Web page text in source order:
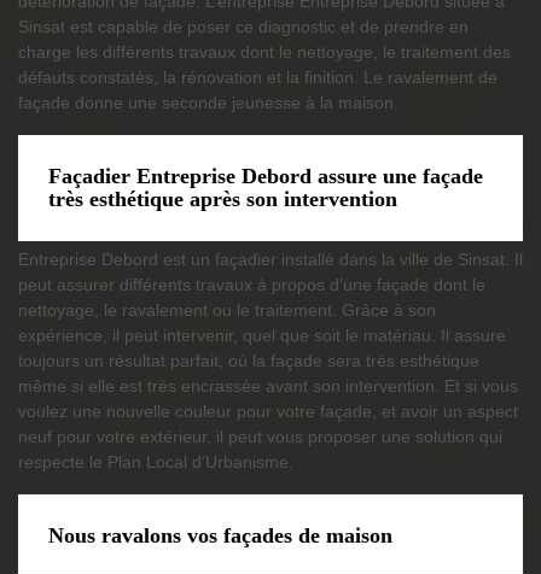
Sinsat est capable de poser ce diagnostic et de prendre en
charge les différents travaux dont le nettoyage, le traitement des
défauts constatés, la rénovation et la finition. Le ravalement de
façade donne une seconde jeunesse à la maison.
Façadier Entreprise Debord assure une façade
très esthétique après son intervention
Entreprise Debord est un façadier installé dans la ville de Sinsat. Il
peut assurer différents travaux à propos d’une façade dont le
nettoyage, le ravalement ou le traitement. Grâce à son
expérience, il peut intervenir, quel que soit le matériau. Il assure
toujours un résultat parfait, où la façade sera très esthétique
même si elle est très encrassée avant son intervention. Et si vous
voulez une nouvelle couleur pour votre façade, et avoir un aspect
neuf pour votre extérieur, il peut vous proposer une solution qui
respecte le Plan Local d’Urbanisme.
Nous ravalons vos façades de maison